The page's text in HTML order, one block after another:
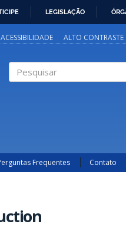
LEGISLAÇÃO
ACESSIBILIDADE ALTO CONTRASTE
Frequentes Contato